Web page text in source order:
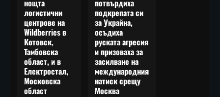
нощта
логистични
центрове на
Wildberries в
Котовск,
Тамбовска
област, и в
Електростал,
Московска
област
потвърдиха
подкрепата си
за Украйна,
осъдиха
руската агресия
и призоваха за
засилване на
международния
натиск срещу
Москва